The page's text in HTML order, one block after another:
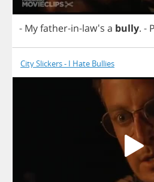
- Myfather-in-law's a bully. -
City Slickers - I Hate Bullies